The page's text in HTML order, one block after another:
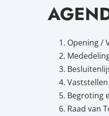
Opening /
Begroting
Raad van